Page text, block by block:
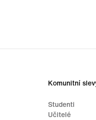
Komunitní
Studenti
Učitelé